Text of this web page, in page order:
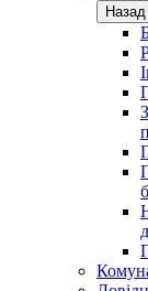
Назад